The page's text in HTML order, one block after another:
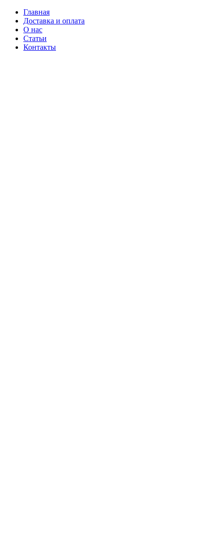
Главная
Доставка и оплата
О нас
Статьи
Контакты